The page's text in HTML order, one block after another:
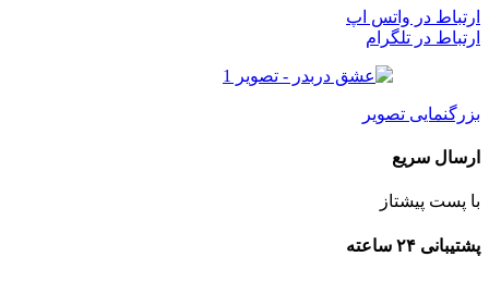
ارتباط در واتس اپ
ارتباط در تلگرام
بزرگنمایی تصویر
ارسال سریع
با پست پیشتاز
پشتیبانی ۲۴ ساعته